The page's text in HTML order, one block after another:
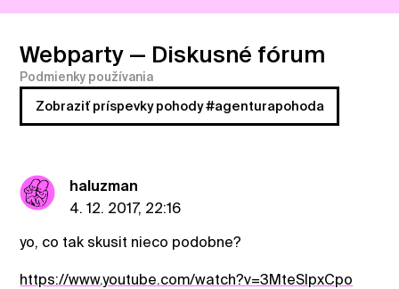
Webparty — Diskusné fórum
Podmienky používania
Zobraziť príspevky pohody #agenturapohoda
haluzman
4. 12. 2017, 22:16
yo, co tak skusit nieco podobne?
https://www.youtube.com/watch?v=3MteSlpxCpo